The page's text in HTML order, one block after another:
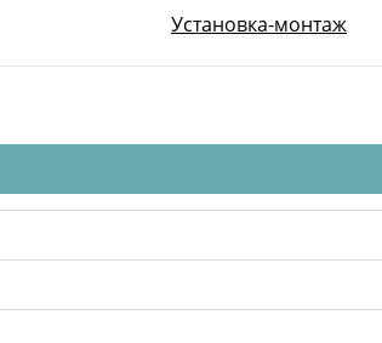
Установка-монтаж